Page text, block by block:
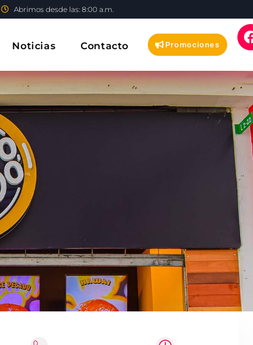
Abrimos desde las: 8:00 a.m.
Noticias Contacto Promociones